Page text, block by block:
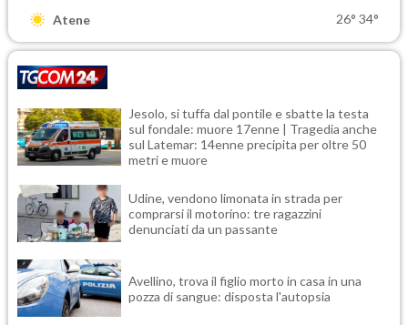
Atene 26° 34°
Jesolo, si tuffa dal pontile e sbatte la testa
sul fondale: muore 17enne | Tragedia anche
sul Latemar: 14enne precipita per oltre 50
metri e muore
Udine, vendono limonata in strada per
comprarsi il motorino: tre ragazzini
denunciati da un passante
Avellino, trova il figlio morto in casa in una
pozza di sangue: disposta l'autopsia